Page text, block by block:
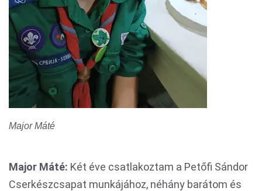
Major Máté
Major Máté: Két éve csatlakoztam a Petőfi Sándor
Cserkészcsapat munkájához, néhány barátom és